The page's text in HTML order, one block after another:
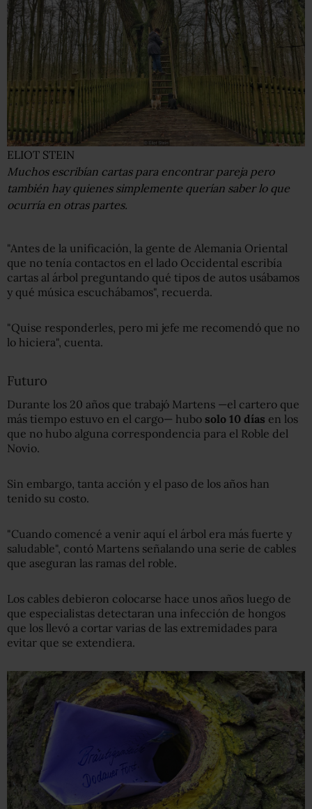
ELIOT STEIN
Muchos escribían cartas para encontrar pareja pero
también hay quienes simplemente querían saber lo que
ocurría en otras partes.
"Antes de la unificación, la gente de Alemania Oriental
que no tenía contactos en el lado Occidental escribía
cartas al árbol preguntando qué tipos de autos usábamos
y qué música escuchábamos", recuerda.
"Quise responderles, pero mi jefe me recomendó que no
lo hiciera", cuenta.
Futuro
Durante los 20 años que trabajó Martens —el cartero que
más tiempo estuvo en el cargo— hubo solo 10 días en los
que no hubo alguna correspondencia para el Roble del
Novio.
Sin embargo, tanta acción y el paso de los años han
tenido su costo.
"Cuando comencé a venir aquí el árbol era más fuerte y
saludable", contó Martens señalando una serie de cables
que aseguran las ramas del roble.
Los cables debieron colocarse hace unos años luego de
que especialistas detectaran una infección de hongos
que los llevó a cortar varias de las extremidades para
evitar que se extendiera.